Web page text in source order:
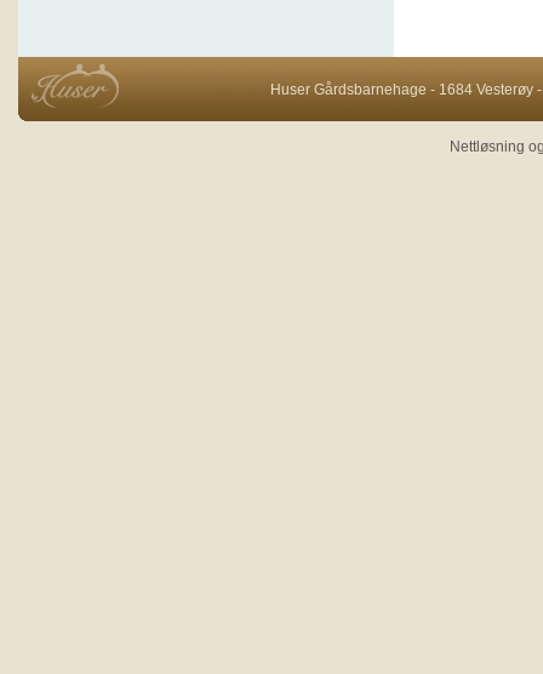
Huser Gårdsbarnehage - 1684 Vesterøy
Nettløsning